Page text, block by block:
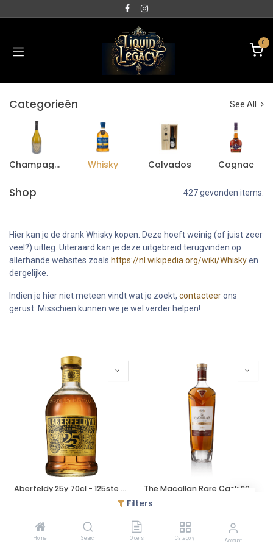
Filters
Home Search Orders Category Account
0
Categorieën See All
Champagne Whisky Calvados Cognac
Shop 427 gevonden items.
Hier kan je de drank Whisky kopen. Deze hoeft weinig (of juist zeer
veel?) uitleg. Uiteraard kan je deze uitgebreid terugvinden op
allerhande websites zoals https://nl.wikipedia.org/wiki/Whiskyen
dergelijke.
Indien je hier niet meteen vindt wat je zoekt, contacteerons
gerust. Misschien kunnen we je wel verder helpen!
Aberfeldy 25y 70cl - 125ste Verjaardag